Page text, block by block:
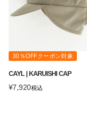
30％OFFクーポン対象
CAYL | KARUISHI CAP
¥7,920税込